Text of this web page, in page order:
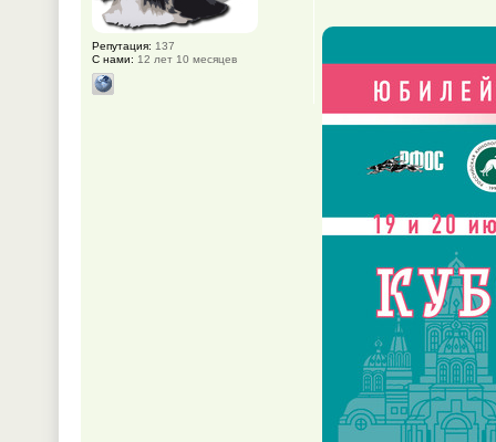
Репутация: 137
С нами: 12 лет 10 месяцев